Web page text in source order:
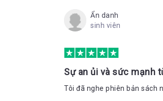
Ẩn danh
sinh viên
Sự an ủi và sức mạnh
Tôi đã nghe phiên bản sách